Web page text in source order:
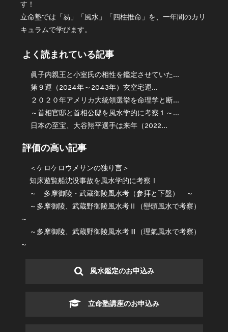
す！
立命塾では「易」「風水」「四柱推命」を、一年間のカリ
キュラムで学びます。
よく読まれている記事
眞子内親王と小室氏の相性を鑑定させていた...
第９運（2024年～2043年）玄空宅運...
２０２０年アメリカ大統領選挙を命理学と断...
～首相官邸と首相公邸を風水学的に考察１～...
日本の至宝、大谷翔平選手は来年（2022...
評価の高い記事
＜ケロケロウメサンの独り言＞
知床遊覧船沈没事故を風水学的に考察Ⅰ
～ 多摩御陵・武蔵御陵風水考（参拝と下盤） ～
～多摩御陵、武蔵野御陵風水考Ⅱ（巒頭風水で考察）
～
～多摩御陵、武蔵野御陵風水考Ⅲ（理氣風水で考察）
～
風水鑑定のお申込み
立命塾講座のお申込み